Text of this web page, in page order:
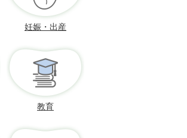
妊娠・出産
教育